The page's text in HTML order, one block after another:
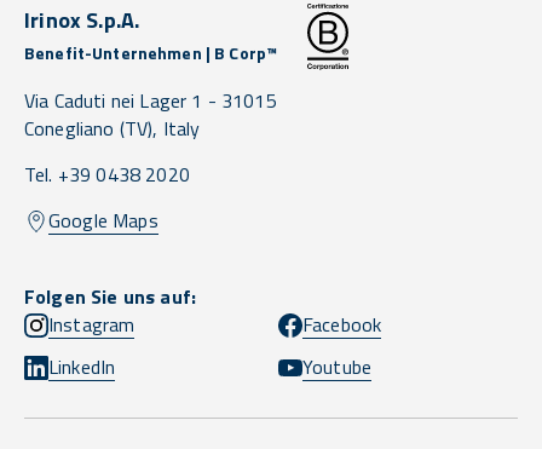
Irinox S.p.A.
Benefit-Unternehmen | B Corp™
Via Caduti nei Lager 1 - 31015
Conegliano (TV), Italy
Tel. +39 0438 2020
Google Maps
Folgen Sie uns auf:
Instagram
Facebook
LinkedIn
Youtube